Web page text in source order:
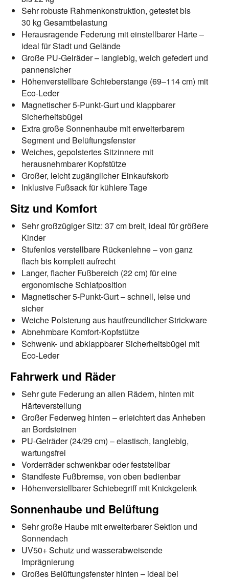
Sehr robuste Rahmenkonstruktion, getestet bis
30 kg Gesamtbelastung
Herausragende Federung mit einstellbarer Härte –
ideal für Stadt und Gelände
Große PU-Gelräder – langlebig, weich gefedert und
pannensicher
Höhenverstellbare Schieberstange (69–114 cm) mit
Eco-Leder
Magnetischer 5-Punkt-Gurt und klappbarer
Sicherheitsbügel
Extra große Sonnenhaube mit erweiterbarem
Segment und Belüftungsfenster
Weiches, gepolstertes Sitzinnere mit
herausnehmbarer Kopfstütze
Großer, leicht zugänglicher Einkaufskorb
Inklusive Fußsack für kühlere Tage
Sitz und Komfort
Sehr großzügiger Sitz: 37 cm breit, ideal für größere
Kinder
Stufenlos verstellbare Rückenlehne – von ganz
flach bis komplett aufrecht
Langer, flacher Fußbereich (22 cm) für eine
ergonomische Schlafposition
Magnetischer 5-Punkt-Gurt – schnell, leise und
sicher
Weiche Polsterung aus hautfreundlicher Strickware
Abnehmbare Komfort-Kopfstütze
Schwenk- und abklappbarer Sicherheitsbügel mit
Eco-Leder
Fahrwerk und Räder
Sehr gute Federung an allen Rädern, hinten mit
Härteverstellung
Großer Federweg hinten – erleichtert das Anheben
an Bordsteinen
PU-Gelräder (24/29 cm) – elastisch, langlebig,
wartungsfrei
Vorderräder schwenkbar oder feststellbar
Standfeste Fußbremse, von oben bedienbar
Höhenverstellbarer Schiebegriff mit Knickgelenk
Sonnenhaube und Belüftung
Sehr große Haube mit erweiterbarer Sektion und
Sonnendach
UV50+ Schutz und wasserabweisende
Imprägnierung
Großes Belüftungsfenster hinten – ideal bei